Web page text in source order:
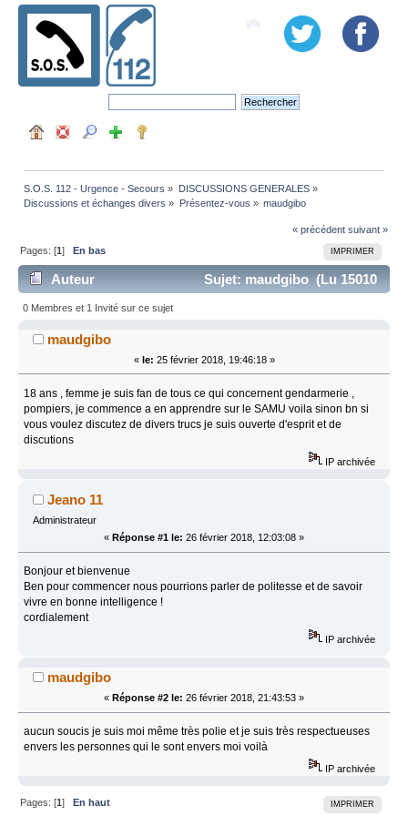
S.O.S. 112 - Urgence - Secours » DISCUSSIONS GENERALES»
Discussions et échanges divers » Présentez-vous » maudgibo
« précédent suivant »
IMPRIMER
Pages: [1]En bas
Auteur
Sujet: maudgibo (Lu 15010
fois)
0 Membres et 1 Invité sur ce sujet
maudgibo
« le: 25 février 2018, 19:46:18 »
18 ans , femme je suis fan de tous ce qui concernent gendarmerie ,
pompiers, je commence a en apprendre sur le SAMU voila sinon bn si
vous voulez discutez de divers trucs je suis ouverte d'esprit et de
discutions
IP archivée
Jeano 11
Administrateur
« Réponse #1 le: 26 février 2018, 12:03:08 »
Bonjour et bienvenue
Ben pour commencer nous pourrions parler de politesse et de savoir
vivre en bonne intelligence !
cordialement
IP archivée
maudgibo
« Réponse #2 le: 26 février 2018, 21:43:53 »
aucun soucis je suis moi même très polie et je suis très respectueuses
envers les personnes qui le sont envers moi voilà
IP archivée
IMPRIMER
Pages: [1] En haut